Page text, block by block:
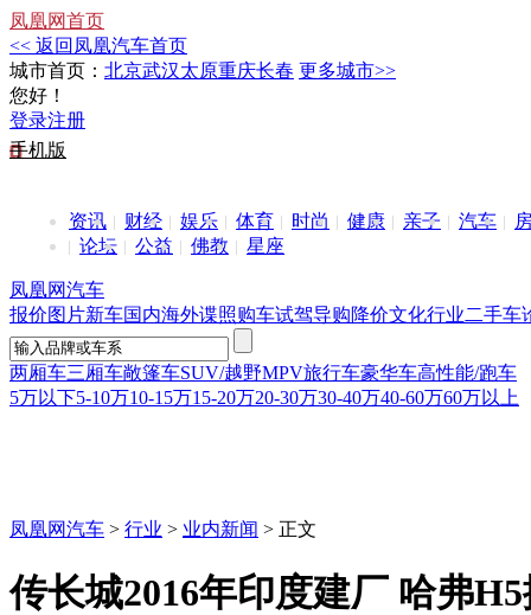
凤凰网首页
<< 返回凤凰汽车首页
城市首页： 北京武汉太原重庆长春 更多城市>>
您好！
登录注册
手机版
资讯 财经 娱乐 体育 时尚 健康 亲子 汽车
论坛
公益 佛教 星座
凤凰网汽车
报价图片新车国内海外谍照购车试驾导购降价文化行业二手车
两厢车三厢车敞篷车SUV/越野MPV旅行车豪华车高性能/跑车
5万以下5-10万10-15万15-20万20-30万30-40万40-60万60万以上
凤凰网汽车 > 行业 > 业内新闻 > 正文
传长城2016年印度建厂 哈弗